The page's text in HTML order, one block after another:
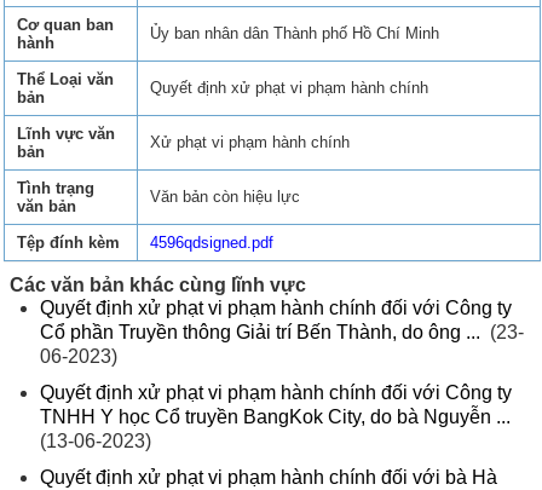
Cơ quan ban
hành
Ủy ban nhân dân Thành phố Hồ Chí Minh
Thể Loại văn
bản
Quyết định xử phạt vi phạm hành chính
Lĩnh vực văn
bản
Xử phạt vi phạm hành chính
Tình trạng
văn bản
Văn bản còn hiệu lực
Tệp đính kèm 4596qdsigned.pdf
Các văn bản khác cùng lĩnh vực
Quyết định xử phạt vi phạm hành chính đối với Công ty
Cổ phần Truyền thông Giải trí Bến Thành, do ông ... (23-
06-2023)
Quyết định xử phạt vi phạm hành chính đối với Công ty
TNHH Y học Cổ truyền BangKok City, do bà Nguyễn ...
(13-06-2023)
Quyết định xử phạt vi phạm hành chính đối với bà Hà